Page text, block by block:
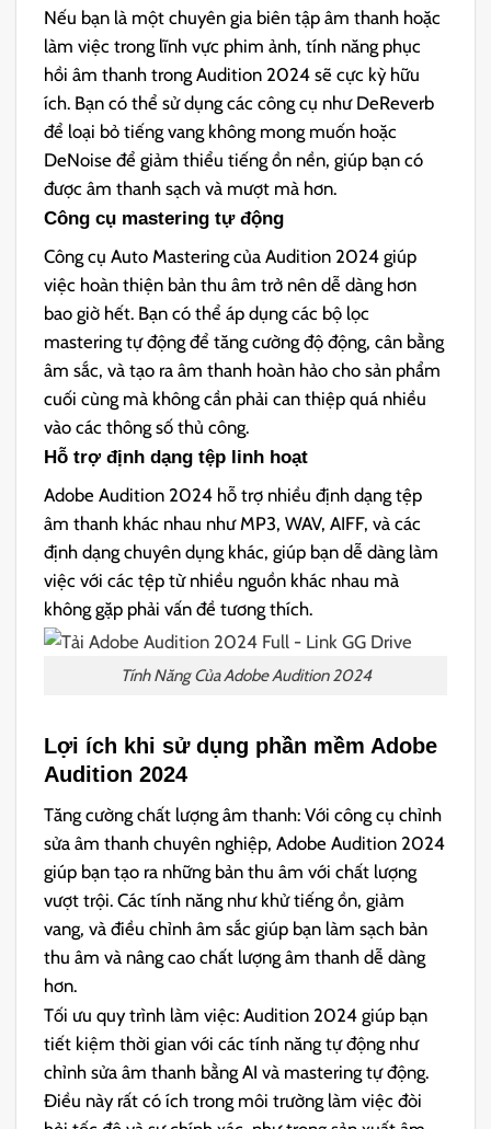
Nếu bạn là một chuyên gia biên tập âm thanh hoặc
làm việc trong lĩnh vực phim ảnh, tính năng phục
hồi âm thanh trong Audition 2024 sẽ cực kỳ hữu
ích. Bạn có thể sử dụng các công cụ như DeReverb
để loại bỏ tiếng vang không mong muốn hoặc
DeNoise để giảm thiểu tiếng ồn nền, giúp bạn có
được âm thanh sạch và mượt mà hơn.
Công cụ mastering tự động
Công cụ Auto Mastering của Audition 2024 giúp
việc hoàn thiện bản thu âm trở nên dễ dàng hơn
bao giờ hết. Bạn có thể áp dụng các bộ lọc
mastering tự động để tăng cường độ động, cân bằng
âm sắc, và tạo ra âm thanh hoàn hảo cho sản phẩm
cuối cùng mà không cần phải can thiệp quá nhiều
vào các thông số thủ công.
Hỗ trợ định dạng tệp linh hoạt
Adobe Audition 2024 hỗ trợ nhiều định dạng tệp
âm thanh khác nhau như MP3, WAV, AIFF, và các
định dạng chuyên dụng khác, giúp bạn dễ dàng làm
việc với các tệp từ nhiều nguồn khác nhau mà
không gặp phải vấn đề tương thích.
Tính Năng Của Adobe Audition 2024
Lợi ích khi sử dụng phần mềm Adobe
Audition 2024
Tăng cường chất lượng âm thanh:Với công cụ chỉnh
sửa âm thanh chuyên nghiệp, Adobe Audition 2024
giúp bạn tạo ra những bản thu âm với chất lượng
vượt trội. Các tính năng như khử tiếng ồn, giảm
vang, và điều chỉnh âm sắc giúp bạn làm sạch bản
thu âm và nâng cao chất lượng âm thanh dễ dàng
hơn.
Tối ưu quy trình làm việc:Audition 2024 giúp bạn
tiết kiệm thời gian với các tính năng tự động như
chỉnh sửa âm thanh bằng AI và mastering tự động.
Điều này rất có ích trong môi trường làm việc đòi